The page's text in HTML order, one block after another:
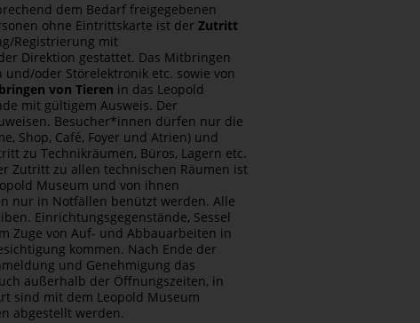
dem Bedarf freigegebenen
ohne Eintrittskarte ist derZutritt
Registrierung mit
Direktion gestattet. Das Mitbringen
oder Störelektronik etc. sowie von
von Tieren in das Leopold
mit gültigem Ausweis. Der
Besucher*innen dürfen nur die
Shop, Café, ­Foyer und Atrien) und
zu Technikräumen, ­Büros, Lagern etc.
Zutritt zu allen technischen Räumen ist
Museum und von ihnen
nur in Notfällen benützt werden. Alle
Einrichtungsgegenstände, Sessel
Zuge von Auf- und Abbauarbeiten in
kommen. Nach Ende der
und Genehmigung das
außerhalb der Öffnungszeiten, in
sind mit dem Leopold Museum
abgestellt werden.